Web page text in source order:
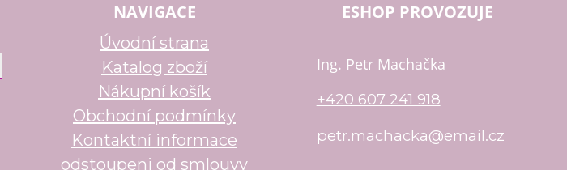
NAVIGACE
Úvodní strana
Katalog zboží
Nákupní košík
Obchodní podmínky
Kontaktní informace
odstoupeni od smlouvy
ESHOP PROVOZUJE
Ing. Petr Machačka
+420 607 241 918
petr.machacka@email.cz